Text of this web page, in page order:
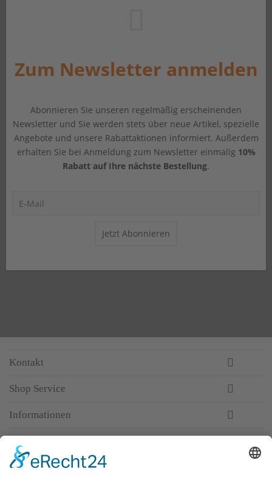
Zum Newsletter anmelden
Abonnieren Sie unseren regelmäßig erscheinenden
Newsletter und Sie werden stets über neue Artikel, spezielle
Angebote und unsere Rabattaktionen informiert. Außerdem
erhalten Sie bei Anmeldung zum Newsletter einmalig 10%
Rabatt auf Ihre nächste Bestellung.
Jetzt Abonnieren
Kontakt
Shop Service
Informationen
Top-Anbieter